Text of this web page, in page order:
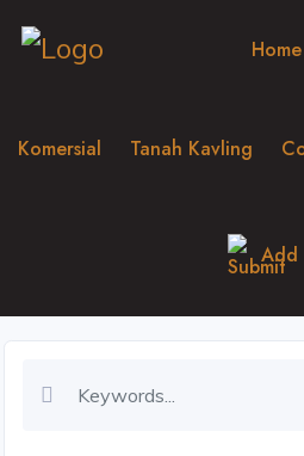
Home
Komersial Tanah Kavling
Add